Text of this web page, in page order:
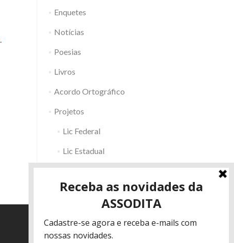
.
Enquetes
Notícias
Poesias
Livros
Acordo Ortográfico
Projetos
Lic Federal
Lic Estadual
Fac RS
Outros